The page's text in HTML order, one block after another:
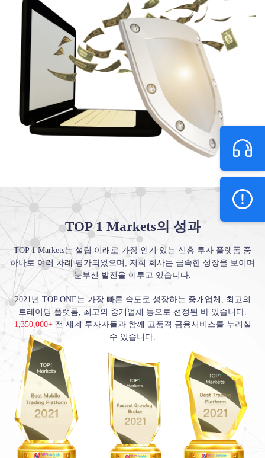
TOP 1 Markets의 성과
TOP 1 Markets는 설립 이래로 가장 인기 있는 신흥 투자 플랫폼 중
하나로 여러 차례 평가되었으며, 저희 회사는 급속한 성장을 보이며
눈부신 발전을 이루고 있습니다.
2021년 TOP ONE는 가장 빠른 속도로 성장하는 중개업체, 최고의
트레이딩 플랫폼, 최고의 중개업체 등으로 선정된 바 있습니다.
1,350,000+전 세계 투자자들과 함께 고품격 금융서비스를 누리실
수 있습니다.